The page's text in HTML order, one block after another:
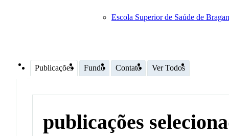
Escola Superior de Saúde de
Publicações Fundo Contato Ver Todos
publicações